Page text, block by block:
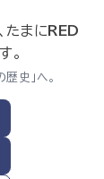
、たまに RED
。
史」へ。